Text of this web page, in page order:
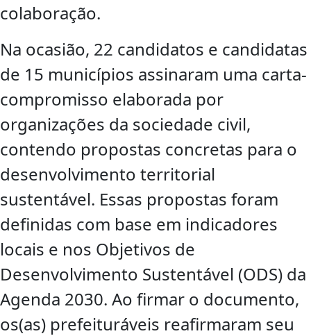
colaboração.
Na ocasião, 22 candidatos e candidatas
de 15 municípios assinaram uma carta-
compromisso elaborada por
organizações da sociedade civil,
contendo propostas concretas para o
desenvolvimento territorial
sustentável. Essas propostas foram
definidas com base em indicadores
locais e nos Objetivos de
Desenvolvimento Sustentável (ODS) da
Agenda 2030. Ao firmar o documento,
os(as) prefeituráveis reafirmaram seu